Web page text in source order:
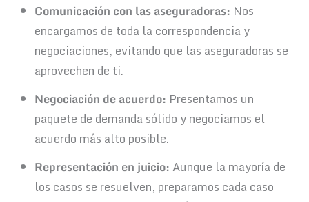
Comunicación con las aseguradoras: Nos
encargamos de toda la correspondencia y
negociaciones, evitando que las aseguradoras se
aprovechen de ti.
Negociación de acuerdo: Presentamos un
paquete de demanda sólido y negociamos el
acuerdo más alto posible.
Representación en juicio: Aunque la mayoría de
los casos se resuelven, preparamos cada caso